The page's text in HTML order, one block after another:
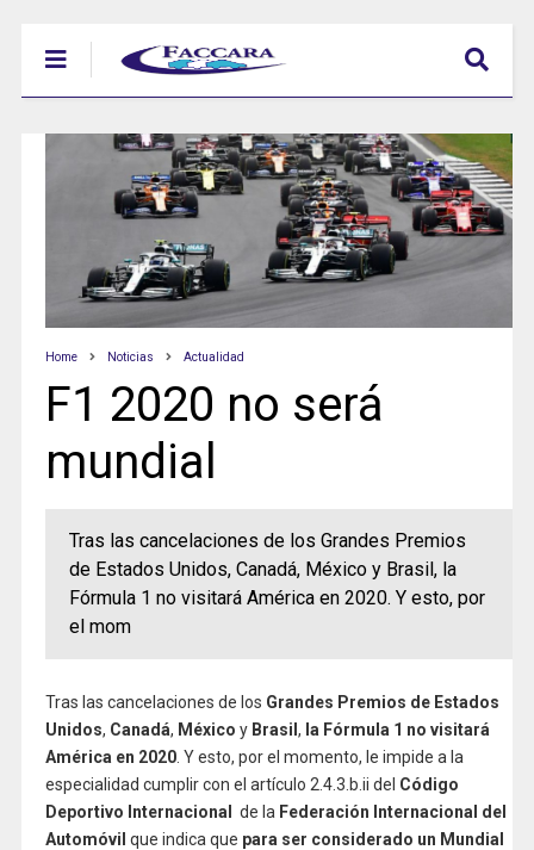
Home Noticias Actualidad
F1 2020 no será
mundial
Tras las cancelaciones de los Grandes Premios
de Estados Unidos, Canadá, México y Brasil, la
Fórmula 1 no visitará América en 2020. Y esto, por
el mom
Tras las cancelaciones de los Grandes Premios de Estados
Unidos, Canadá, México y Brasil , la Fórmula 1 no visitará
América en 2020. Y esto, por el momento, le impide a la
especialidad cumplir con el artículo 2.4.3.b.ii del Código
Deportivo Internacional
de la Federación Internacional del
Automóvil que indica que para ser considerado un Mundial